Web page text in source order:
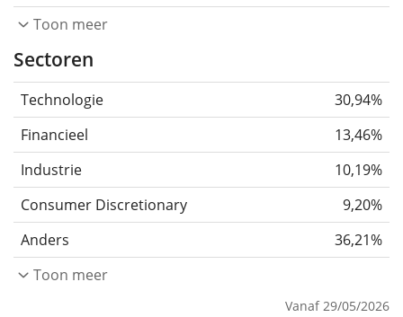
Toon meer
Sectoren
Technologie
30,94%
Financieel
13,46%
Industrie
10,19%
Consumer Discretionary
9,20%
Anders
36,21%
Toon meer
Vanaf 29/05/2026